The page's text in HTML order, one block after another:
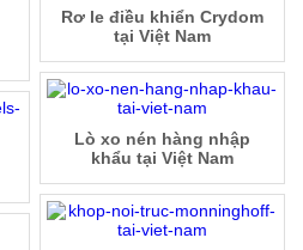
Rơ le điều khiển Crydom
tại Việt Nam
Lò xo nén hàng nhập
khẩu tại Việt Nam